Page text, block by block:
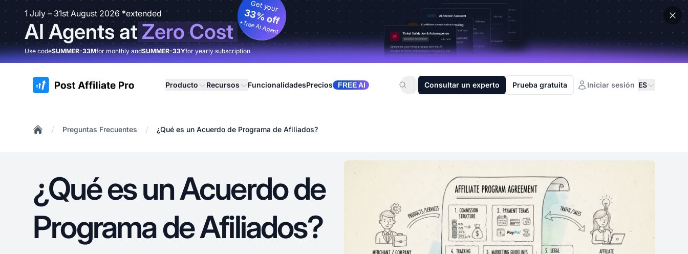
1 July – 31st August 2026 *extended
AI Agents atZero Cost
Get your
33% off
+ free AI Agent
Use codeSUMMER-33Mfor monthly andSUMMER-33Yfor yearly subscription
:site.title Producto Recursos FuncionalidadesPrecios FREE AI Consultar un experto Prueba gratuita Iniciar sesión ES
/ Preguntas Frecuentes / ¿Qué es un Acuerdo de Programa de Afiliados?
¿Qué es un Acuerdo de
Programa de Afiliados?